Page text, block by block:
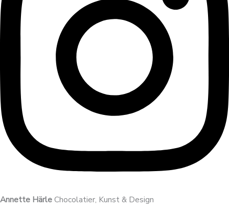
Annette HärleChocolatier, Kunst & Design